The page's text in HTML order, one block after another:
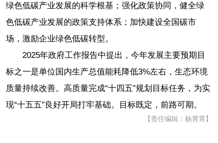
绿色低碳产业发展的科学根基；强化政策协同，健全绿
色低碳产业发展的政策支持体系；加快建设全国碳市
场，激励企业绿色低碳转型。
2025年政府工作报告中提出，今年发展主要预期目
标之一是单位国内生产总值能耗降低3%左右，生态环境
质量持续改善。高质量完成“十四五”规划目标任务，为实
现“十五五”良好开局打牢基础。目标既定，前路可期。
【责任编辑：杨霄霄】